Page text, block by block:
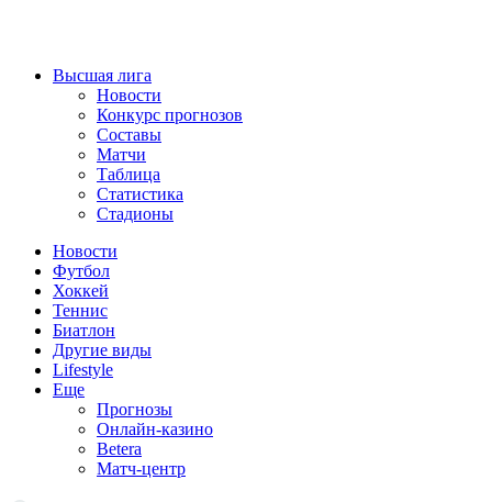
Высшая лига
Новости
Конкурс прогнозов
Составы
Матчи
Таблица
Статистика
Стадионы
Новости
Футбол
Хоккей
Теннис
Биатлон
Другие виды
Lifestyle
Еще
Прогнозы
Онлайн-казино
Betera
Матч-центр